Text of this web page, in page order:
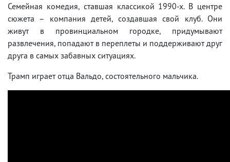
Семейная комедия, ставшая классикой 1990-х. В центре
сюжета – компания детей, создавшая свой клуб. Они
живут в провинциальном городке, придумывают
развлечения, попадают в переплеты и поддерживают друг
друга в самых забавных ситуациях.
Трамп играет отца Вальдо, состоятельного мальчика.